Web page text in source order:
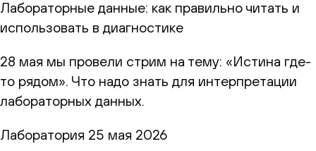
Лабораторные данные: как правильно читать и
использовать в диагностике
28 мая мы провели стрим на тему: «Истина где-
то рядом». Что надо знать для интерпретации
лабораторных данных.
Лаборатория 25 мая 2026